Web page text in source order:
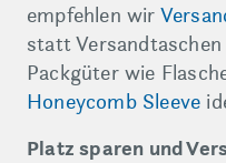
empfehlen wir
statt
Packgüter wie
Honeycomb Sleeve
Platz sparen und